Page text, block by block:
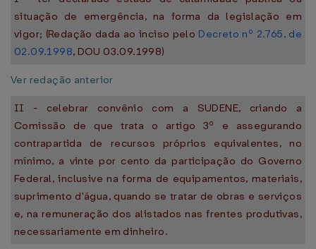
situação de emergência, na forma da legislação em
vigor; (Redação dada ao inciso pelo Decreto nº 2.765, de
02.09.1998, DOU 03.09.1998)
Ver redação anterior
II - celebrar convênio com a SUDENE, criando a
Comissão de que trata o artigo 3º e assegurando
contrapartida de recursos próprios equivalentes, no
mínimo, a vinte por cento da participação do Governo
Federal, inclusive na forma de equipamentos, materiais,
suprimento d'água, quando se tratar de obras e serviços
e, na remuneração dos alistados nas frentes produtivas,
necessariamente em dinheiro.